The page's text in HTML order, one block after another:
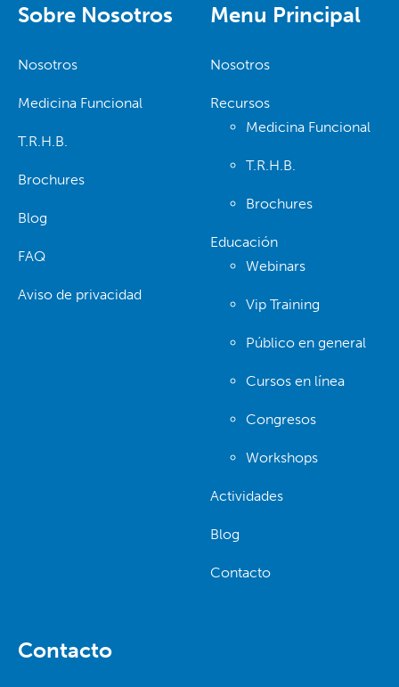
Sobre Nosotros
Nosotros
Medicina Funcional
T.R.H.B.
Brochures
Blog
FAQ
Aviso de privacidad
Menu Principal
Nosotros
Recursos
Medicina Funcional
T.R.H.B.
Brochures
Educación
Webinars
Vip Training
Público en general
Cursos en línea
Congresos
Workshops
Actividades
Blog
Contacto
Contacto